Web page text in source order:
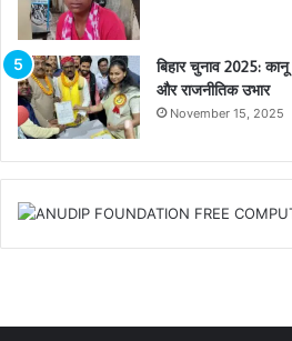
बिहार चुनाव 2025:
और राजनीतिक उभार
November 15, 2025